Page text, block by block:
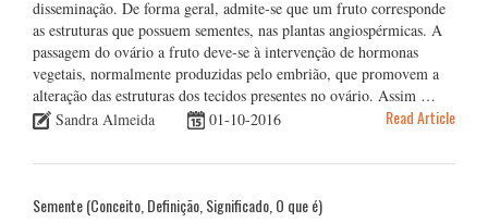
disseminação. De forma geral, admite-se que um fruto corresponde
as estruturas que possuem sementes, nas plantas angiospérmicas. A
passagem do ovário a fruto deve-se à intervenção de hormonas
vegetais, normalmente produzidas pelo embrião, que promovem a
alteração das estruturas dos tecidos presentes no ovário. Assim …
Sandra Almeida
01-10-2016 Read Article
Semente (Conceito, Definição, Significado, O que é)